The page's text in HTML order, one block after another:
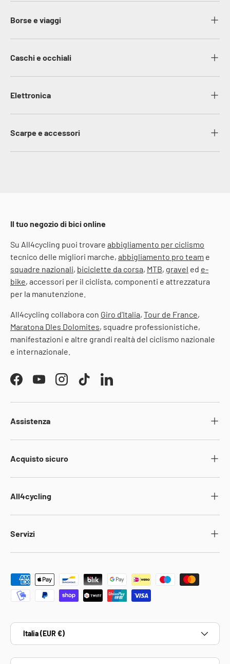
Borse e viaggi
Caschi e occhiali
Elettronica
Scarpe e accessori
Il tuo negozio di bici online
Su All4cycling puoi trovare abbigliamento per ciclismo
tecnico delle migliori marche, abbigliamento pro team e
squadre nazionali, biciclette da corsa, MTB, gravel ed e-
bike, accessori per il ciclista, componenti e attrezzatura
per la manutenzione.
All4cycling collabora con Giro d'Italia, Tour de France,
Maratona Dles Dolomites, squadre professionistiche,
manifestazioni e altre grandi realtà del ciclismo nazionale
e internazionale.
FacebookYouTubeInstagramTikTokLinkedIn
Assistenza
Acquisto sicuro
All4cycling
Servizi
Metodi di pagamento accettati
Paese/Regione
Italia (EUR €)
Lingua